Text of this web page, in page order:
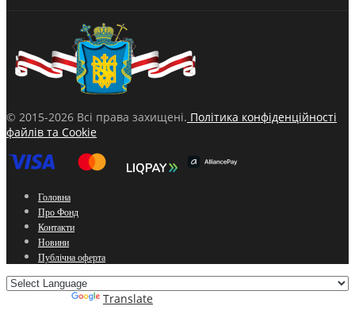
© 2015-2026 Всі права захищені. Політика конфіденційності
файлів та Cookie
Головна
Про Фонд
Контакти
Новини
Публічна оферта
Translate